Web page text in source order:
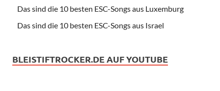
Das sind die 10 besten ESC-Songs aus Luxemburg
Das sind die 10 besten ESC-Songs aus Israel
BLEISTIFTROCKER.DE AUF YOUTUBE